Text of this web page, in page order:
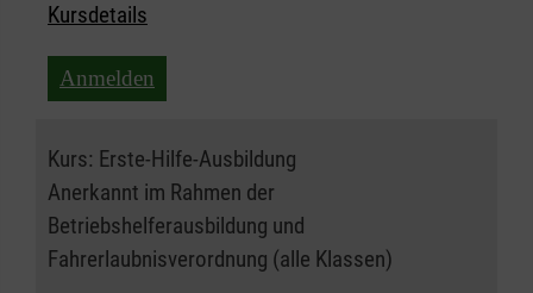
Kursdetails
Anmelden
Kurs: Erste-Hilfe-Ausbildung
Anerkannt im Rahmen der
Betriebshelferausbildung und
Fahrerlaubnisverordnung (alle Klassen)